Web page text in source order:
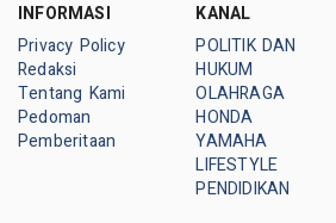
INFORMASI
Privacy Policy
Redaksi
Tentang Kami
Pedoman
Pemberitaan
KANAL
POLITIK DAN
HUKUM
OLAHRAGA
HONDA
YAMAHA
LIFESTYLE
PENDIDIKAN